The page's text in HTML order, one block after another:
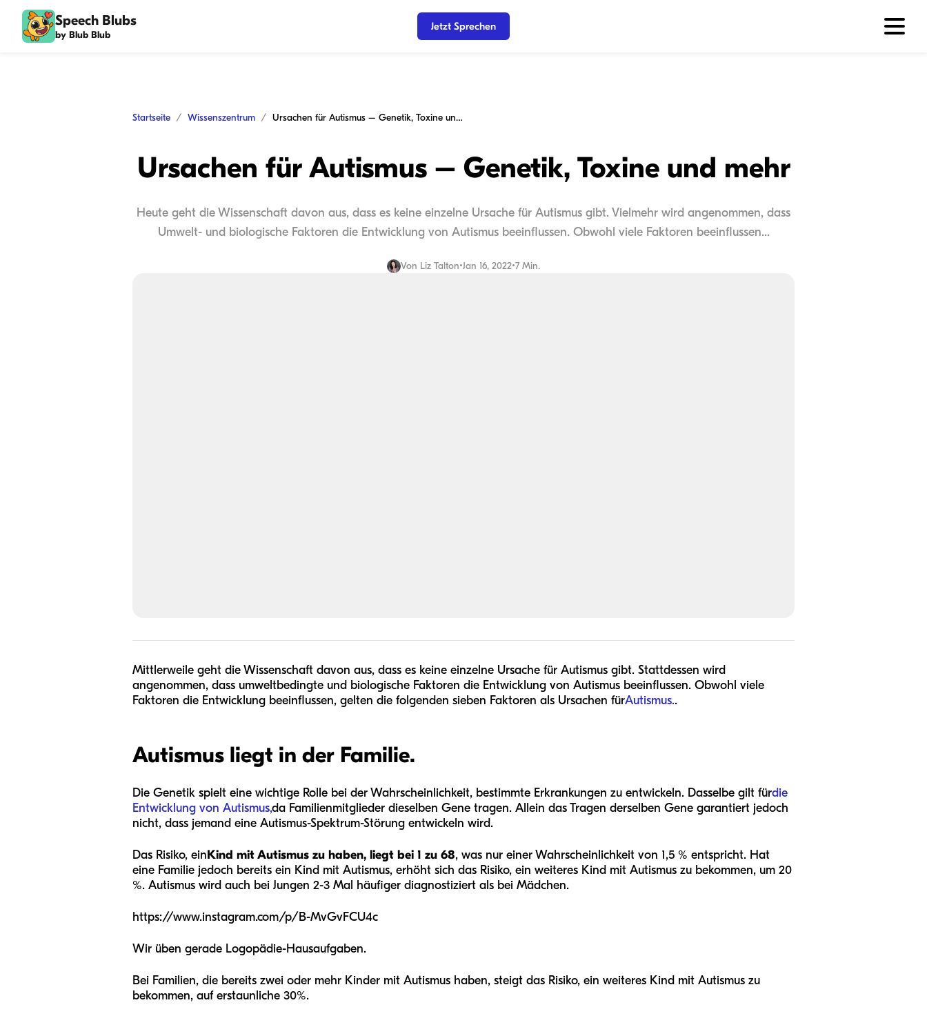
Speech Blubs
by Blub Blub
Jetzt Sprechen
Startseite Wissenszentrum Ursachen für Autismus – Genetik, Toxine und mehr
Ursachen für Autismus – Genetik, Toxine und mehr
Heute geht die Wissenschaft davon aus, dass es keine einzelne Ursache für Autismus gibt. Vielmehr wird angenommen, dass
Umwelt- und biologische Faktoren die Entwicklung von Autismus beeinflussen. Obwohl viele Faktoren beeinflussen...
Von Liz Talton•Jan 16, 2022•7 Min.
Mittlerweile geht die Wissenschaft davon aus, dass es keine einzelne Ursache für Autismus gibt. Stattdessen wird
angenommen, dass umweltbedingte und biologische Faktoren die Entwicklung von Autismus beeinflussen. Obwohl viele
Faktoren die Entwicklung beeinflussen, gelten die folgenden sieben Faktoren als Ursachen fürAutismus..
Autismus liegt in der Familie.
Die Genetik spielt eine wichtige Rolle bei der Wahrscheinlichkeit, bestimmte Erkrankungen zu entwickeln. Dasselbe gilt fürdie
Entwicklung von Autismus,da Familienmitglieder dieselben Gene tragen. Allein das Tragen derselben Gene garantiert jedoch
nicht, dass jemand eine Autismus-Spektrum-Störung entwickeln wird.
Das Risiko, einKind mit Autismus zu haben, liegt bei 1 zu 68, was nur einer Wahrscheinlichkeit von 1,5 % entspricht. Hat
eine Familie jedoch bereits ein Kind mit Autismus, erhöht sich das Risiko, ein weiteres Kind mit Autismus zu bekommen, um 20
%. Autismus wird auch bei Jungen 2-3 Mal häufiger diagnostiziert als bei Mädchen.
https://www.instagram.com/p/B-MvGvFCU4c
Wir üben gerade Logopädie-Hausaufgaben.
Bei Familien, die bereits zwei oder mehr Kinder mit Autismus haben, steigt das Risiko, ein weiteres Kind mit Autismus zu
bekommen, auf erstaunliche 30%.